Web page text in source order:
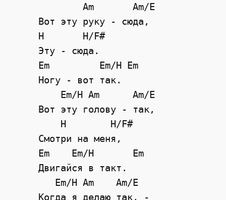
             Am       Am/E
     Вот эту руку - сюда,
     H       H/F#
     Эту - сюда.
     Em         Em/H Em
     Ногу - вот так.
         Em/H Am      Am/E
     Вот эту голову - так,
         H        H/F#
     Смотри на меня,
     Em    Em/H       Em
     Двигайся в такт.
        Em/H Am    Am/E
     Когда я делаю так, -